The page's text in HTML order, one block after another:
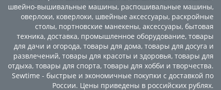
швейно-вышивальные машины, распошивальные машины,
оверлоки, коверлоки, швейные аксессуары, раскройные
столы, портновские манекены, аксессуары, бытовая
техника, доставка, промышленное оборудование, товары
для дачи и огорода, товары для дома, товары для досуга и
развлечений, товары для красоты и здоровья, товары для
отдыха, товары для спорта, товары для хобби и творчества.
Sewtime - быстрые и экономичные покупки с доставкой по
России. Цены приведены в российских рублях.